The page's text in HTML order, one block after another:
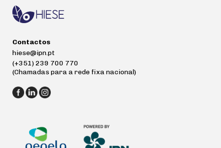
Contactos
hiese@ipn.pt
(+351) 239 700 770
(Chamadas para a rede fixa nacional)